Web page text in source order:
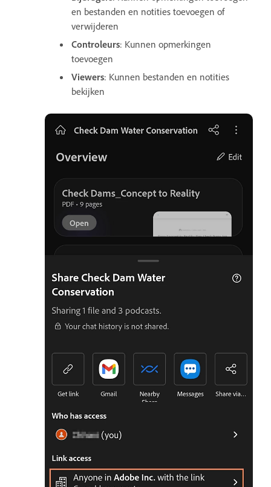
en bestanden en notities toevoegen of
verwijderen
Controleurs: Kunnen opmerkingen
toevoegen
Viewers: Kunnen bestanden en notities
bekijken